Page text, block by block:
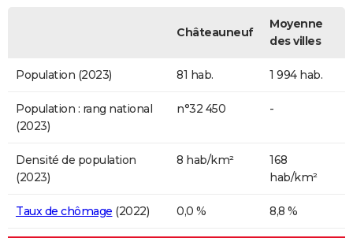
Châteauneuf
Moyenne
des villes
Population (2023) 81 hab. 1 994 hab.
Population : rang national
(2023)
n°32 450 -
Densité de population
(2023)
8 hab/km²
168
hab/km²
Taux de chômage (2022) 0,0 % 8,8 %